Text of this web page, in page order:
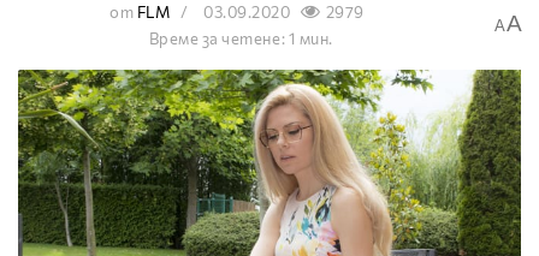
от FLM 03.09.2020
2979
Време за четене: 1 мин.
AA